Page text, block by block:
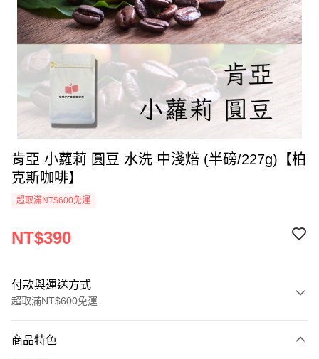
肯亞 小蘿莉 圓豆 水洗 中淺焙 (半磅/227g)【柏
克斯咖啡】
超取滿NT$600免運
NT$390
付款與運送方式
超取滿NT$600免運
信用卡一次付款
商品特色